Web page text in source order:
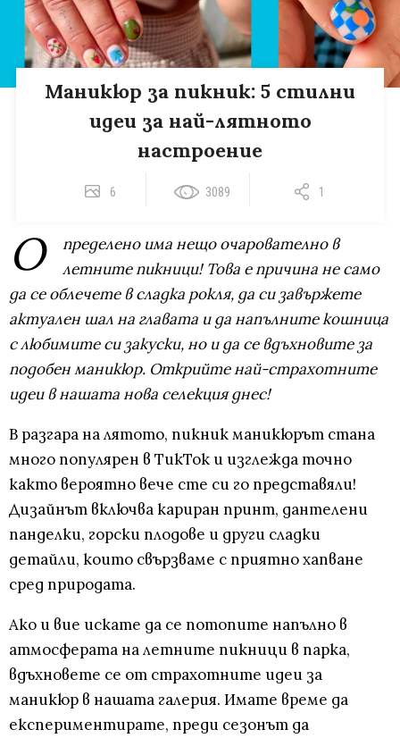
Маникюр за пикник: 5 стилни
идеи за най-лятното
настроение
6 3089 1
О
пределено има нещо очарователно в
летните пикници! Това е причина не само
да се облечете в сладка рокля, да си завържете
актуален шал на главата и да напълните кошница
с любимите си закуски, но и да се вдъхновите за
подобен маникюр. Открийте най-страхотните
идеи в нашата нова селекция днес!
В разгара на лятото, пикник маникюрът стана
много популярен в ТикТок и изглежда точно
както вероятно вече сте си го представяли!
Дизайнът включва кариран принт, дантелени
панделки, горски плодове и други сладки
детайли, които свързваме с приятно хапване
сред природата.
Ако и вие искате да се потопите напълно в
атмосферата на летните пикници в парка,
вдъхновете се от страхотните идеи за
маникюр в нашата галерия. Имате време да
експериментирате, преди сезонът да